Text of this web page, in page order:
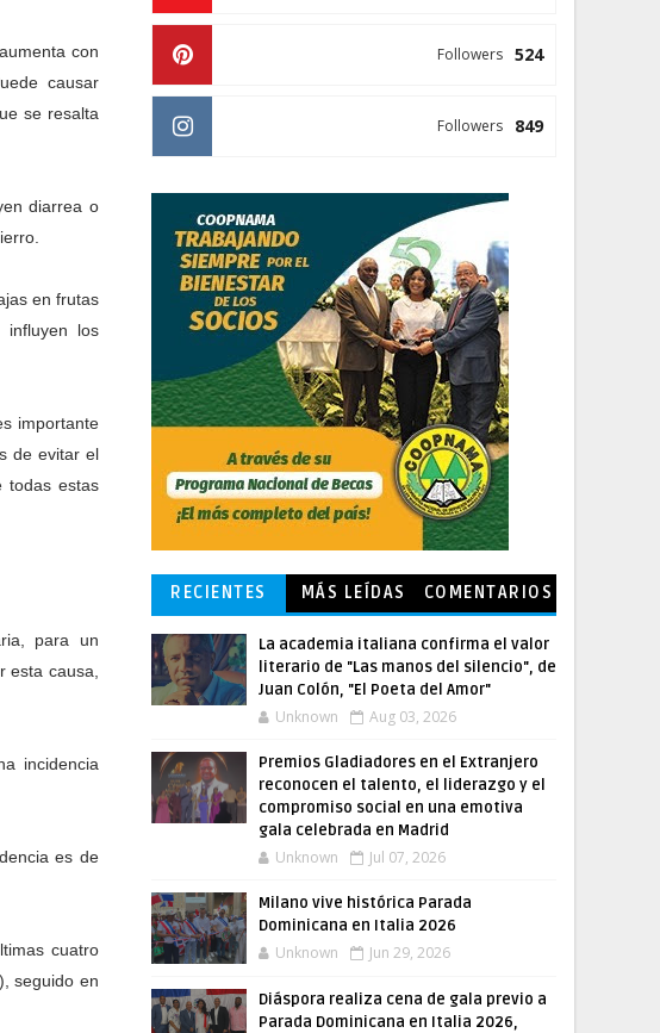
con
causar
se resalta
diarrea o
en frutas
influyen los
importante
de evitar el
todas estas
para un
esta causa,
incidencia
es de
cuatro
seguido en
524
Followers
849
Followers
RECIENTES MÁS LEÍDAS COMENTARIOS
La academia italiana confirma el valor
literario de "Las manos del silencio", de
Juan Colón, "El Poeta del Amor"
Unknown Aug 03, 2026
Premios Gladiadores en el Extranjero
reconocen el talento, el liderazgo y el
compromiso social en una emotiva
gala celebrada en Madrid
Unknown Jul 07, 2026
Milano vive histórica Parada
Dominicana en Italia 2026
Unknown Jun 29, 2026
Diáspora realiza cena de gala previo a
Parada Dominicana en Italia 2026,